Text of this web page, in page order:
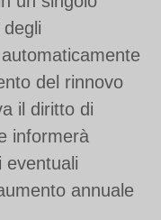
del rinnovo
il diritto di
informerà
eventuali
annuale